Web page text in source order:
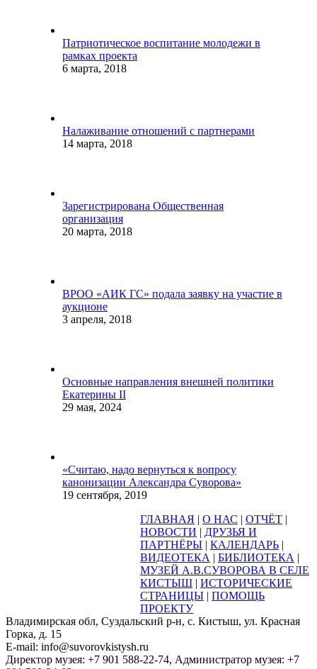
Патриотическое воспитание молодежи в
рамках проекта
6 марта, 2018
Налаживание отношений с партнерами
14 марта, 2018
Зарегистрирована Общественная
организация
20 марта, 2018
ВРОО «АИК ГС» подала заявку на участие в
аукционе
3 апреля, 2018
Основные направления внешней политики
Екатерины II
29 мая, 2024
«Считаю, надо вернуться к вопросу
канонизации Александра Суворова»
19 сентября, 2019
ГЛАВНАЯ | О НАС | ОТЧЁТ |
НОВОСТИ | ДРУЗЬЯ И
ПАРТНЁРЫ | КАЛЕНДАРЬ |
ВИДЕОТЕКА | БИБЛИОТЕКА |
МУЗЕЙ А.В.СУВОРОВА В СЕЛЕ
КИСТЫШ | ИСТОРИЧЕСКИЕ
СТРАНИЦЫ | ПОМОЩЬ
ПРОЕКТУ
Владимирская обл, Суздальский р-н, с. Кистыш, ул. Красная
Горка, д. 15
E-mail: info@suvorovkistysh.ru
Директор музея: +7 901 588-22-74, Администратор музея: +7